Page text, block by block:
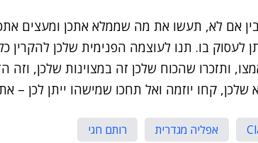
אם לא, תעשו את מה שממלא אתכן ומעצים
לעסוק בו. תנו לעוצמה הפנימית שלכן להקרין
ותזכרו שהכוח שלכן זה במצוינות שלכן, וזה
קחו יוזמה ואל תחכו שמישהו ייתן לכן –
אפליה מגדרית רותם חגי